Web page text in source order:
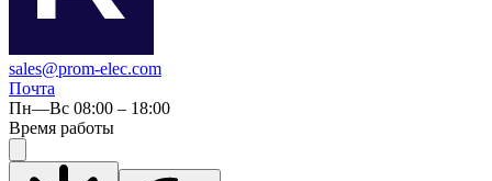
sales@prom-elec.com
Почта
Пн—Вс 08:00 – 18:00
Время работы